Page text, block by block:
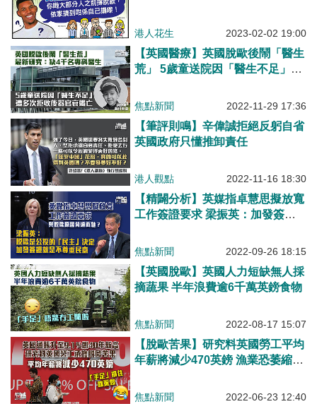
港人花生 2023-02-02 19:00
【英國醫療】英國脫歐後鬧「醫生
荒」 5歲童送院因「醫生不足」遭
焦點新聞 2022-11-29 17:36
【筆評則鳴】辛偉誠拒絕反躬自省
英國政府只懂推卸責任
港人觀點 2022-11-16 18:30
【精闢分析】英媒指卓慧思擬放寬
工作簽證要求 梁振英：加發簽證
焦點新聞 2022-09-26 18:15
【英國脫歐】英國人力短缺無人採
摘蔬果 半年浪費逾6千萬英鎊食物
焦點新聞 2022-08-17 15:07
【脫歐苦果】研究料英國勞工平均
年薪將減少470英鎊 漁業恐萎縮
焦點新聞 2022-06-23 12:40